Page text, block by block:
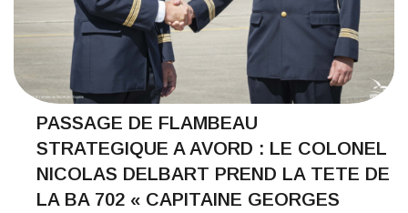
PASSAGE DE FLAMBEAU
STRATEGIQUE A AVORD : LE COLONEL
NICOLAS DELBART PREND LA TETE DE
LA BA 702 « CAPITAINE GEORGES